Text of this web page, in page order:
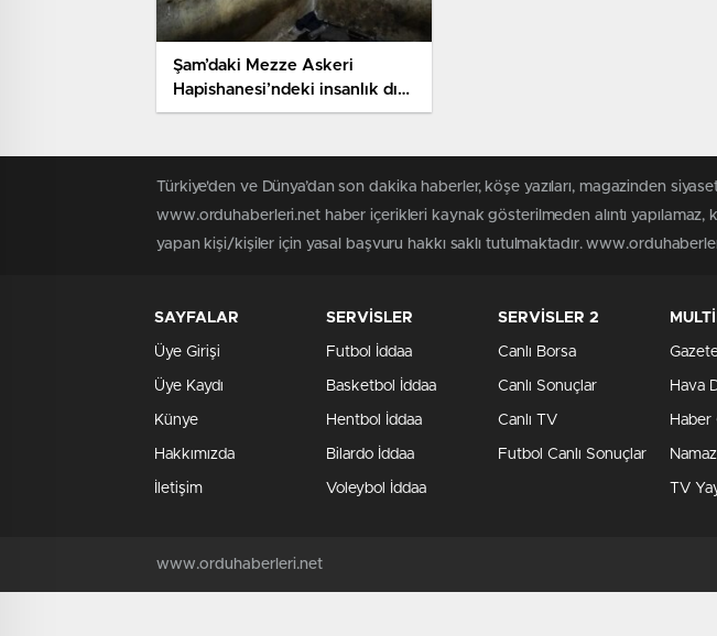
Şam’daki Mezze Askeri
Hapishanesi’ndeki insanlık dışı
şartlar görüntülendi
Türkiye'den ve Dünya’dan son dakika haberler, köşe yazıları, magazinden
www.orduhaberleri.net haber içerikleri kaynak gösterilmeden alıntı yapılamaz,
yapan kişi/kişiler için yasal başvuru hakkı saklı tutulmaktadır.
SAYFALAR
Üye Girişi
Üye Kaydı
Künye
Hakkımızda
İletişim
SERVİSLER
Futbol İddaa
Basketbol İddaa
Hentbol İddaa
Bilardo İddaa
Voleybol İddaa
SERVİSLER 2
Canlı Borsa
Canlı Sonuçlar
Canlı TV
Futbol Canlı Sonuçlar
Hava
Haber
TV
www.orduhaberleri.net